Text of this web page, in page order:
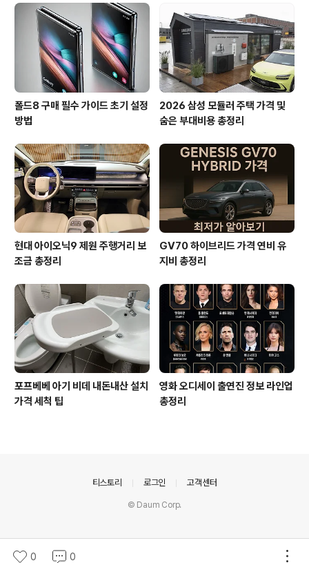
폴드8 구매 필수 가이드 초기 설정
방법
2026 삼성 모듈러 주택 가격 및
숨은 부대비용 총정리
현대 아이오닉9 제원 주행거리 보
조금 총정리
GV70 하이브리드 가격 연비 유
지비 총정리
포프베베 아기 비데 내돈내산 설치
가격 세척 팁
영화 오디세이 출연진 정보 라인업
총정리
0 0
티스토리 로그인 고객센터
© Daum Corp.